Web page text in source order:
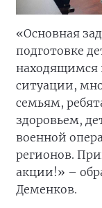
«Основная
подготовке
находящимся
ситуации,
семьям,
здоровьем,
военной
регионов.
акции!» –
Деменков.